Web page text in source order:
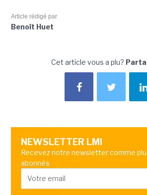
Article rédigé par
Benoît Huet
Cet article vous a plu?
NEWSLETTER LMI
Recevez notre newsletter comme
abonnés